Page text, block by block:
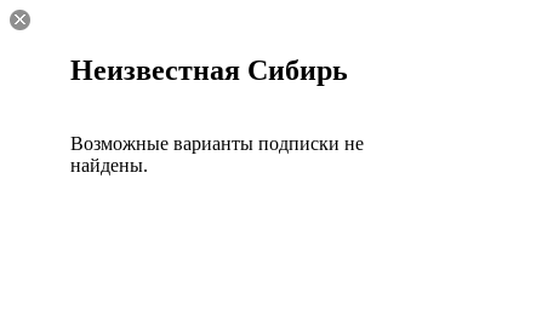
Неизвестная Сибирь
Возможные варианты подписки не
найдены.